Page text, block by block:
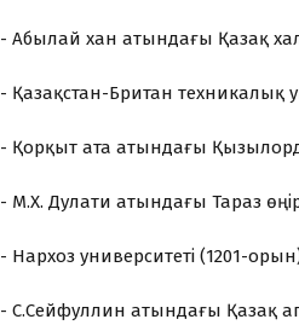
- Абылай хан атындағы Қазақ
- Қазақстан-Британ техникалық
- Қорқыт ата атындағы
- М.Х. Дулати атындағы Тараз
- Нархоз университеті (1201-
- С.Сейфуллин атындағы Қазақ